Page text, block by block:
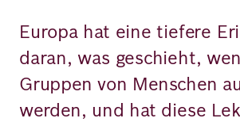
Europa hat eine tiefere
daran, was geschieht,
Gruppen von Menschen
werden, und hat diese